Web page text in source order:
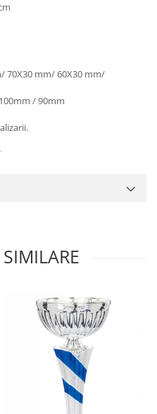
70X30 mm/ 60X30 mm/
/ 90mm